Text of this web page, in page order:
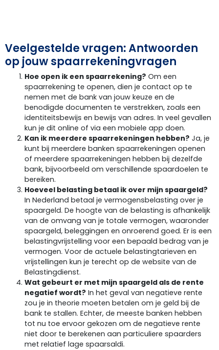
Veelgestelde vragen: Antwoorden
op jouw spaarrekeningvragen
Hoe open ik een spaarrekening? Om een
spaarrekening te openen, dien je contact op te
nemen met de bank van jouw keuze en de
benodigde documenten te verstrekken, zoals een
identiteitsbewijs en bewijs van adres. In veel gevallen
kun je dit online of via een mobiele app doen.
Kan ik meerdere spaarrekeningen hebben? Ja, je
kunt bij meerdere banken spaarrekeningen openen
of meerdere spaarrekeningen hebben bij dezelfde
bank, bijvoorbeeld om verschillende spaardoelen te
bereiken.
Hoeveel belasting betaal ik over mijn spaargeld?
In Nederland betaal je vermogensbelasting over je
spaargeld. De hoogte van de belasting is afhankelijk
van de omvang van je totale vermogen, waaronder
spaargeld, beleggingen en onroerend goed. Er is een
belastingvrijstelling voor een bepaald bedrag van je
vermogen. Voor de actuele belastingtarieven en
vrijstellingen kun je terecht op de website van de
Belastingdienst.
Wat gebeurt er met mijn spaargeld als de rente
negatief wordt? In het geval van negatieve rente
zou je in theorie moeten betalen om je geld bij de
bank te stallen. Echter, de meeste banken hebben
tot nu toe ervoor gekozen om de negatieve rente
niet door te berekenen aan particuliere spaarders
met relatief lage spaarsaldi.